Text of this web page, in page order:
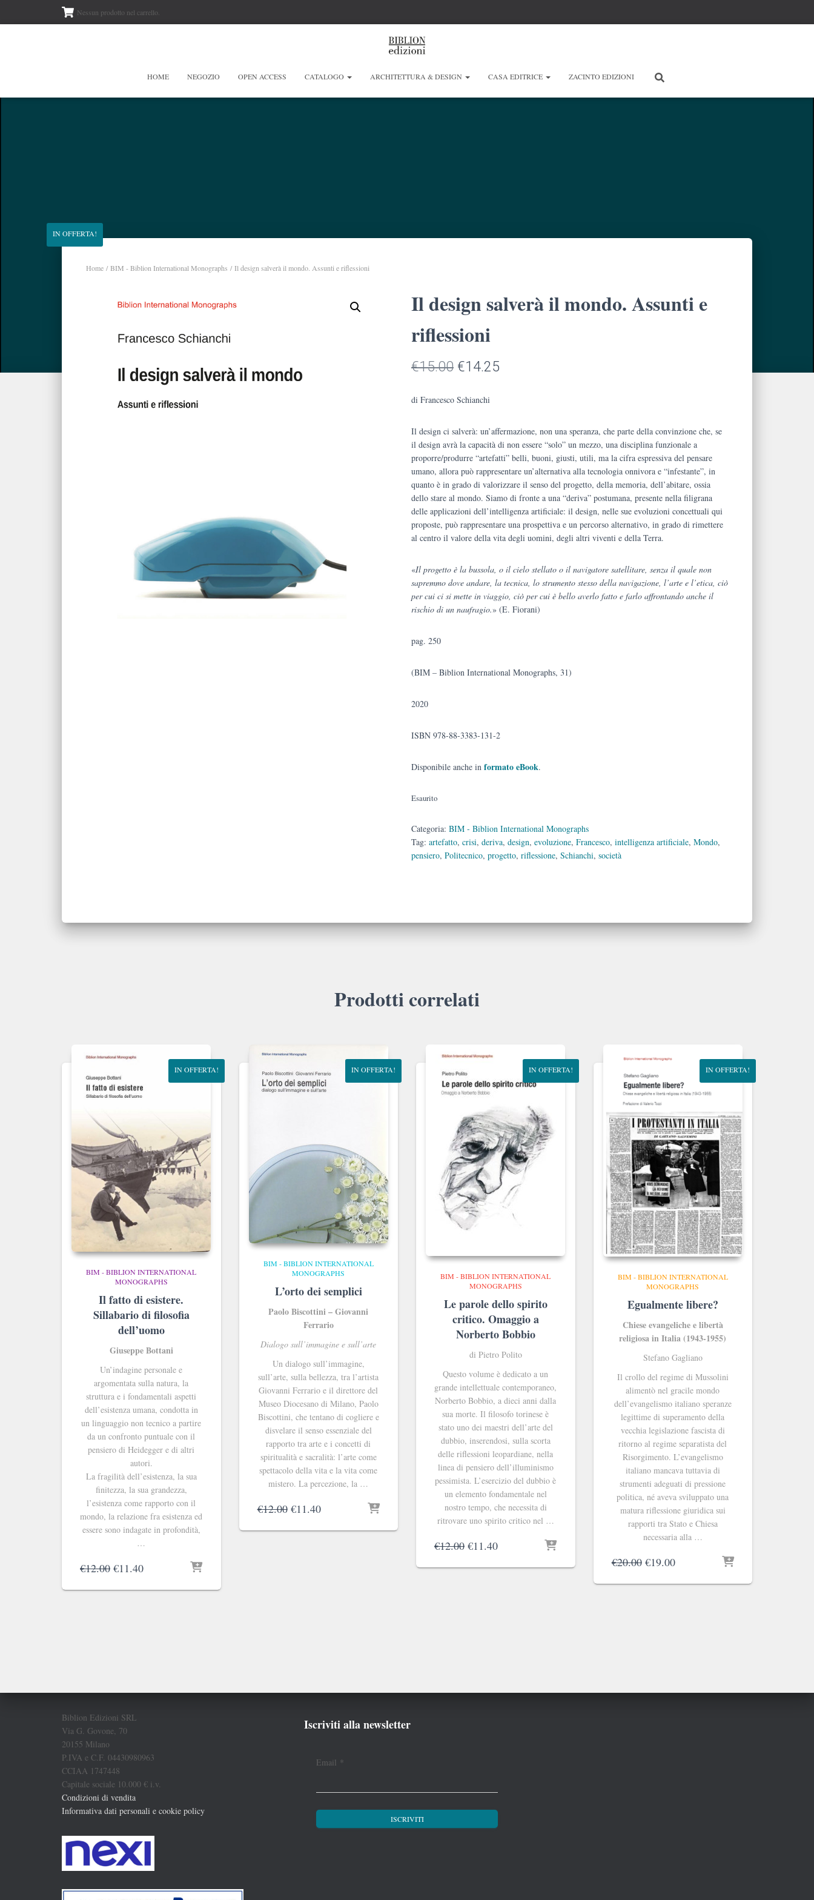
Nessun prodotto nel carrello.
HOME NEGOZIO OPEN ACCESS CATALOGO ARCHITETTURA & DESIGN CASA EDITRICE ZACINTO EDIZIONI
Home /BIM - Biblion International Monographs / Il design salverà il mondo. Assunti e riflessioni
IN OFFERTA!
Il design salverà il mondo. Assunti e
riflessioni
€15.00 Il
era:
€15.00.
€14.25
è:
€14.25.
di Francesco Schianchi
Il design ci salverà: un’affermazione, non una speranza, che parte della convinzione che, se
il design avrà la capacità di non essere “solo” un mezzo, una disciplina funzionale a
proporre/produrre “artefatti” belli, buoni, giusti, utili, ma la cifra espressiva del pensare
umano, allora può rappresentare un’alternativa alla tecnologia onnivora e “infestante”, in
quanto è in grado di valorizzare il senso del progetto, della memoria, dell’abitare, ossia
dello stare al mondo. Siamo di fronte a una “deriva” postumana, presente nella filigrana
delle applicazioni dell’intelligenza artificiale: il design, nelle sue evoluzioni concettuali qui
proposte, può rappresentare una prospettiva e un percorso alternativo, in grado di rimettere
al centro il valore della vita degli uomini, degli altri viventi e della Terra.
«Il progetto è la bussola, o il cielo stellato o il navigatore satellitare, senza il quale non
sapremmo dove andare, la tecnica, lo strumento stesso della navigazione, l’arte e l’etica, ciò
per cui ci si mette in viaggio, ciò per cui è bello averlo fatto e farlo affrontando anche il
rischio di un naufragio.» (E. Fiorani)
pag. 250
(BIM – Biblion International Monographs, 31)
2020
ISBN 978-88-3383-131-2
Disponibile anche in formato eBook.
Esaurito
Categoria: BIM - Biblion International Monographs
Tag: artefatto, crisi, deriva, design, evoluzione, Francesco, intelligenza artificiale, Mondo,
pensiero, Politecnico, progetto, riflessione, Schianchi, società
Prodotti correlati
IN OFFERTA!
BIM - BIBLION INTERNATIONAL
MONOGRAPHS
Il fatto di esistere.
Sillabario di filosofia
dell’uomo
Giuseppe Bottani
Un’indagine personale e
argomentata sulla natura, la
struttura e i fondamentali aspetti
dell’esistenza umana, condotta in
un linguaggio non tecnico a partire
da un confronto puntuale con il
pensiero di Heidegger e di altri
autori.
La fragilità dell’esistenza, la sua
finitezza, la sua grandezza,
l’esistenza come rapporto con il
mondo, la relazione fra esistenza ed
essere sono indagate in profondità,
…
€12.00 Il
originale
€11.40Il
attuale
IN OFFERTA!
BIM - BIBLION INTERNATIONAL
MONOGRAPHS
L’orto dei semplici
Paolo Biscottini – Giovanni
Ferrario
Dialogo sull’immagine e sull’arte
Un dialogo sull’immagine,
sull’arte, sulla bellezza, tra l’artista
Giovanni Ferrario e il direttore del
Museo Diocesano di Milano, Paolo
Biscottini, che tentano di cogliere e
disvelare il senso essenziale del
rapporto tra arte e i concetti di
spiritualità e sacralità: l’arte come
spettacolo della vita e la vita come
mistero. La percezione, la …
€12.00 Il
originale
€11.40Il
attuale
IN OFFERTA!
BIM - BIBLION INTERNATIONAL
MONOGRAPHS
Le parole dello spirito
critico. Omaggio a
Norberto Bobbio
di Pietro Polito
Questo volume è dedicato a un
grande intellettuale contemporaneo,
Norberto Bobbio, a dieci anni dalla
sua morte. Il filosofo torinese è
stato uno dei maestri dell’arte del
dubbio, inserendosi, sulla scorta
delle riflessioni leopardiane, nella
linea di pensiero dell’illuminismo
pessimista. L’esercizio del dubbio è
un elemento fondamentale nel
nostro tempo, che necessita di
ritrovare uno spirito critico nel …
€12.00 Il
originale
€11.40Il
attuale
IN OFFERTA!
BIM - BIBLION INTERNATIONAL
MONOGRAPHS
Egualmente libere?
Chiese evangeliche e libertà
religiosa in Italia (1943-1955)
Stefano Gagliano
Il crollo del regime di Mussolini
alimentò nel gracile mondo
dell’evangelismo italiano speranze
legittime di superamento della
vecchia legislazione fascista di
ritorno al regime separatista del
Risorgimento. L’evangelismo
italiano mancava tuttavia di
strumenti adeguati di pressione
politica, né aveva sviluppato una
matura riflessione giuridica sui
rapporti tra Stato e Chiesa
necessaria alla …
€20.00 Il
originale
€19.00Il
attuale
Biblion Edizioni SRL
Via G. Govone, 70
20155 Milano
P.IVA e C.F. 04430980963
CCIAA 1747448
Capitale sociale 10.000 € i.v.
Condizioni di vendita
Informativa dati personali e cookie policy
Iscriviti alla newsletter
Email *